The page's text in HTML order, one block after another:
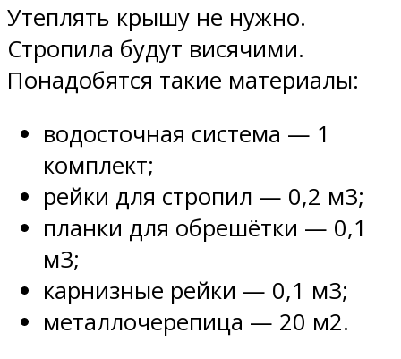
Утеплять крышу не нужно.
Стропила будут висячими.
Понадобятся такие материалы:
водосточная система — 1
комплект;
рейки для стропил — 0,2 м3;
планки для обрешётки — 0,1
м3;
карнизные рейки — 0,1 м3;
металлочерепица — 20 м2.